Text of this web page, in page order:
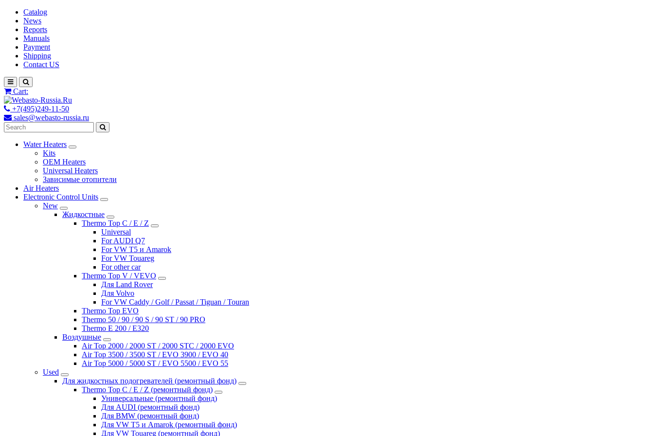
Catalog
News
Reports
Manuals
Payment
Shipping
Contact US
Cart:
+7(495)249-11-50
sales@webasto-russia.ru
Water Heaters
Kits
OEM Heaters
Universal Heaters
Зависимые отопители
Air Heaters
Electronic Control Units
New
Жидкостные
Thermo Top C / E / Z
Universal
For AUDI Q7
For VW T5 и Amarok
For VW Touareg
For other car
Thermo Top V / VEVO
Для Land Rover
Для Volvo
For VW Caddy / Golf / Passat / Tiguan / Touran
Thermo Top EVO
Thermo 50 / 90 / 90 S / 90 ST / 90 PRO
Thermo E 200 / E320
Воздушные
Air Top 2000 / 2000 ST / 2000 STC / 2000 EVO
Air Top 3500 / 3500 ST / EVO 3900 / EVO 40
Air Top 5000 / 5000 ST / EVO 5500 / EVO 55
Used
Для жидкостных подогревателей (ремонтный фонд)
Thermo Top C / E / Z (ремонтный фонд)
Универсальные (ремонтный фонд)
Для AUDI (ремонтный фонд)
Для BMW (ремонтный фонд)
Для VW T5 и Amarok (ремонтный фонд)
Для VW Touareg (ремонтный фонд)